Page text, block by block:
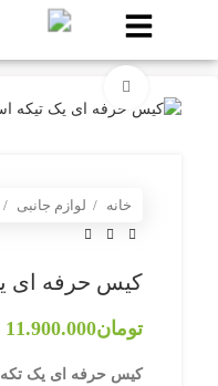
خانه لوازم جانبی
کیس حرفه ای
تومان11.900.000
کیس حرفه ای یک تکه